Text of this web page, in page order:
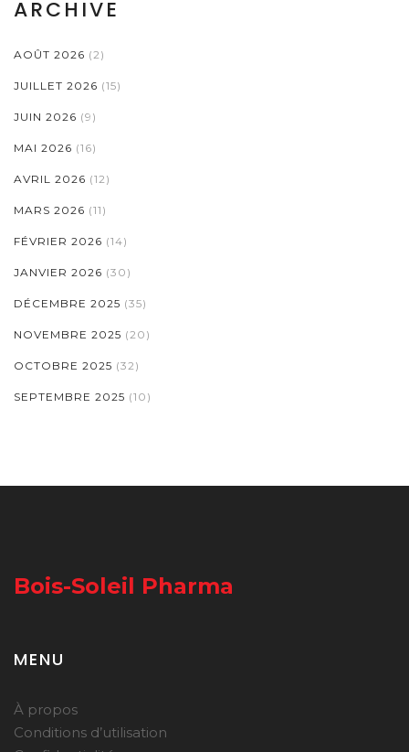
ARCHIVE
AOÛT 2026 (2)
JUILLET 2026 (15)
JUIN 2026 (9)
MAI 2026 (16)
AVRIL 2026 (12)
MARS 2026 (11)
FÉVRIER 2026 (14)
JANVIER 2026 (30)
DÉCEMBRE 2025 (35)
NOVEMBRE 2025 (20)
OCTOBRE 2025 (32)
SEPTEMBRE 2025 (10)
Bois-Soleil Pharma
MENU
À propos
Conditions d’utilisation